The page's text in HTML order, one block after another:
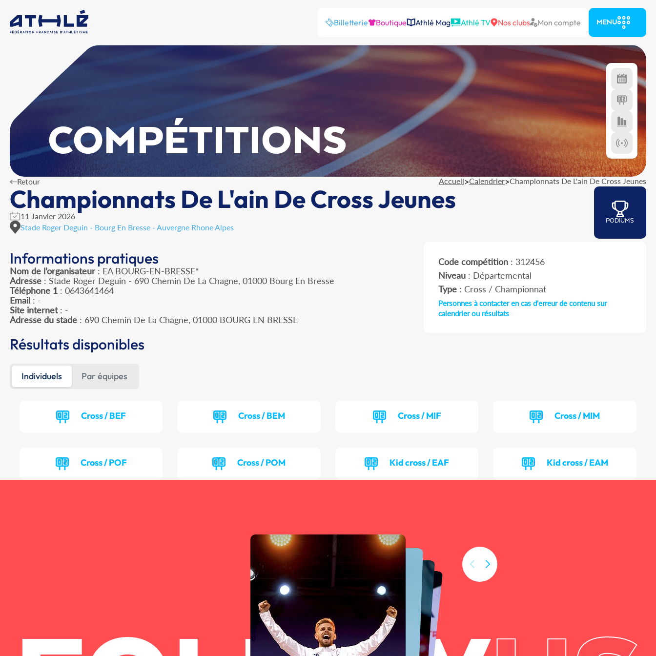
Billetterie Boutique Athlé Mag Athlé TV Nos clubs Mon compte MENU
COMPÉTITIONS
Retour Accueil>Calendrier>Championnats De L'ain De Cross Jeunes
Championnats De L'ain De Cross Jeunes
11 Janvier 2026
Stade Roger Deguin - Bourg En Bresse - Auvergne Rhone Alpes
PODIUMS
Informations pratiques
Nom de l’organisateur : EA BOURG-EN-BRESSE*
Adresse : Stade Roger Deguin - 690 Chemin De La Chagne, 01000 Bourg En Bresse
Téléphone 1 : 0643641464
Email : -
Site internet: -
Adresse du stade : 690 Chemin De La Chagne, 01000 BOURG EN BRESSE
Code compétition: 312456
Niveau: Départemental
Type: Cross / Championnat
Personnes à contacter en cas d'erreur de contenu sur
calendrier ou résultats
Résultats disponibles
Individuels Par équipes
Cross / BEF Cross / BEM Cross / MIF Cross / MIM
Cross / POF Cross / POM Kid cross / EAF Kid cross / EAM